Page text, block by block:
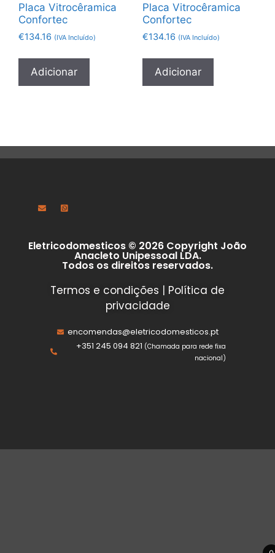
Placa Vitrocêramica
Confortec
€134.16 (IVA Incluído)
Adicionar
Placa Vitrocêramica
Confortec
€134.16 (IVA Incluído)
Adicionar
Eletricodomesticos © 2026 Copyright João
Anacleto Unipessoal LDA.
Todos os direitos reservados.
Termos e condições | Política de
privacidade
encomendas@eletricodomesticos.pt
+351 245 094 821 (Chamada para rede fixa
nacional)